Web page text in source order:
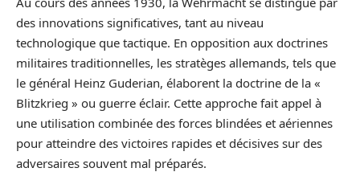
des innovations significatives, tant au niveau
technologique que tactique. En opposition aux doctrines
militaires traditionnelles, les stratèges allemands, tels que
le général Heinz Guderian, élaborent la doctrine de la «
Blitzkrieg » ou guerre éclair. Cette approche fait appel à
une utilisation combinée des forces blindées et aériennes
pour atteindre des victoires rapides et décisives sur des
adversaires souvent mal préparés.